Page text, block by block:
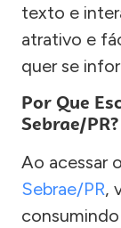
texto e
atrativo e
quer se
Por Que
Sebrae/PR?
Ao acessar
Sebrae/PR,